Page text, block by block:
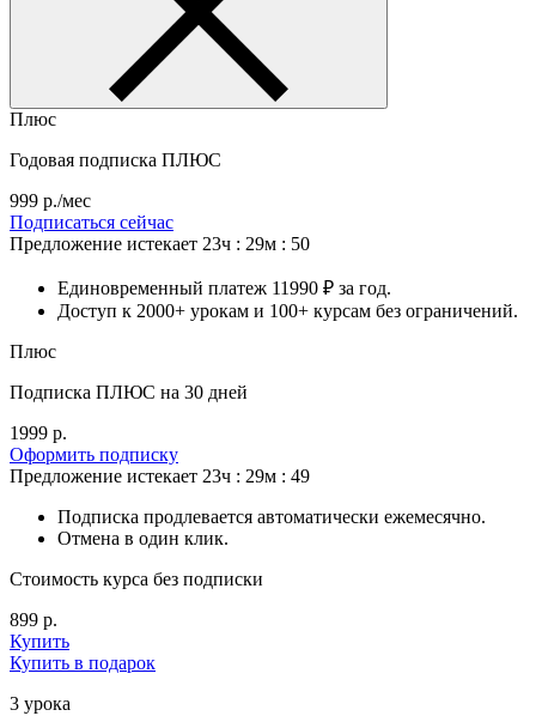
Плюс
Годовая подписка ПЛЮС
999 р./мес
Подписаться сейчас
Предложение истекает 23ч : 29м : 48
Единовременный платеж 11990 ₽ за год.
Доступ к 2000+ урокам и 100+ курсам без ограничений.
Плюс
Подписка ПЛЮС на 30 дней
1999 р.
Оформить подписку
Предложение истекает 23ч : 29м : 47
Подписка продлевается автоматически ежемесячно.
Отмена в один клик.
Стоимость курса без подписки
899 р.
Купить
Купить в подарок
3 урока